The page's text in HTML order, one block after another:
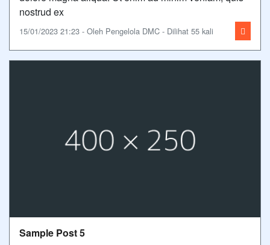
nostrud ex
15/01/2023 21:23 - Oleh Pengelola DMC - Dilihat 55 kali
Sample Post 5